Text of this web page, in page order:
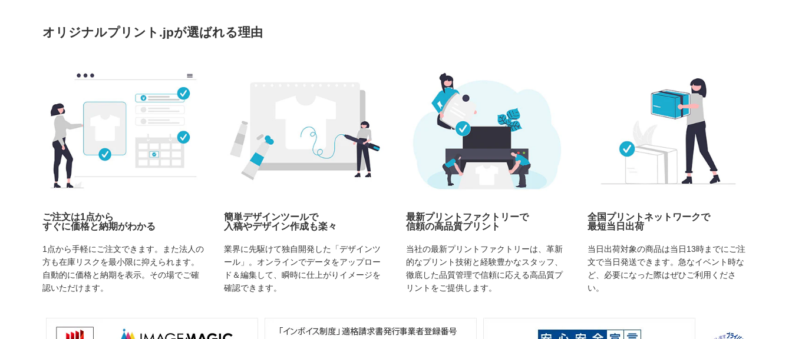
オリジナルプリント.jpが選ばれる理由
ご注文は1点から
すぐに価格と納期がわかる
1点から手軽にご注文できます。また法人の
方も在庫リスクを最小限に抑えられます。
自動的に価格と納期を表示。その場でご確
認いただけます。
簡単デザインツールで
入稿やデザイン作成も楽々
業界に先駆けて独自開発した「デザインツ
ール」。オンラインでデータをアップロー
ド＆編集して、瞬時に仕上がりイメージを
確認できます。
最新プリントファクトリーで
信頼の高品質プリント
当社の最新プリントファクトリーは、革新
的なプリント技術と経験豊かなスタッフ、
徹底した品質管理で信頼に応える高品質プ
リントをご提供します。
全国プリントネットワークで
最短当日出荷
当日出荷対象の商品は当日13時までにご注
文で当日発送できます。急なイベント時な
ど、必要になった際はぜひご利用くださ
い。